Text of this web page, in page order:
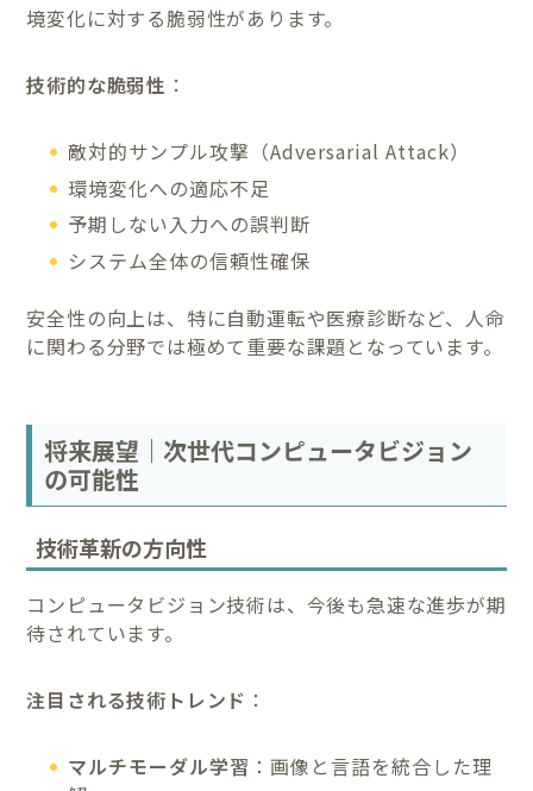
境変化に対する脆弱性があります。
技術的な脆弱性 ：
敵対的サンプル攻撃（Adversarial Attack）
環境変化への適応不足
予期しない入力への誤判断
システム全体の信頼性確保
安全性の向上は、特に自動運転や医療診断など、人命
に関わる分野では極めて重要な課題となっています。
将来展望｜次世代コンピュータビジョン
の可能性
技術革新の方向性
コンピュータビジョン技術は、今後も急速な進歩が期
待されています。
注目される技術トレンド ：
マルチモーダル学習 ：画像と言語を統合した理